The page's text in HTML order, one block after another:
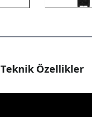
Teknik Özellikler